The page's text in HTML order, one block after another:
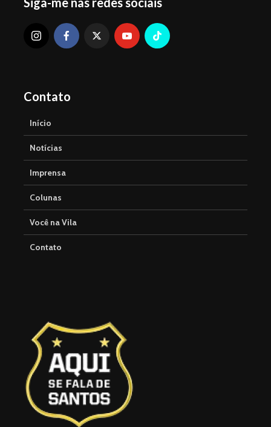
Contato
Início
Notícias
Imprensa
Colunas
Você na Vila
Contato